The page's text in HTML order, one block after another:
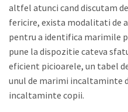
altfel atunci cand discutam
fericire, exista modalitati de
pentru a identifica marimile
pune la dispozitie cateva
eficient picioarele, un tabel
unul de marimi incaltaminte
incaltaminte copii.